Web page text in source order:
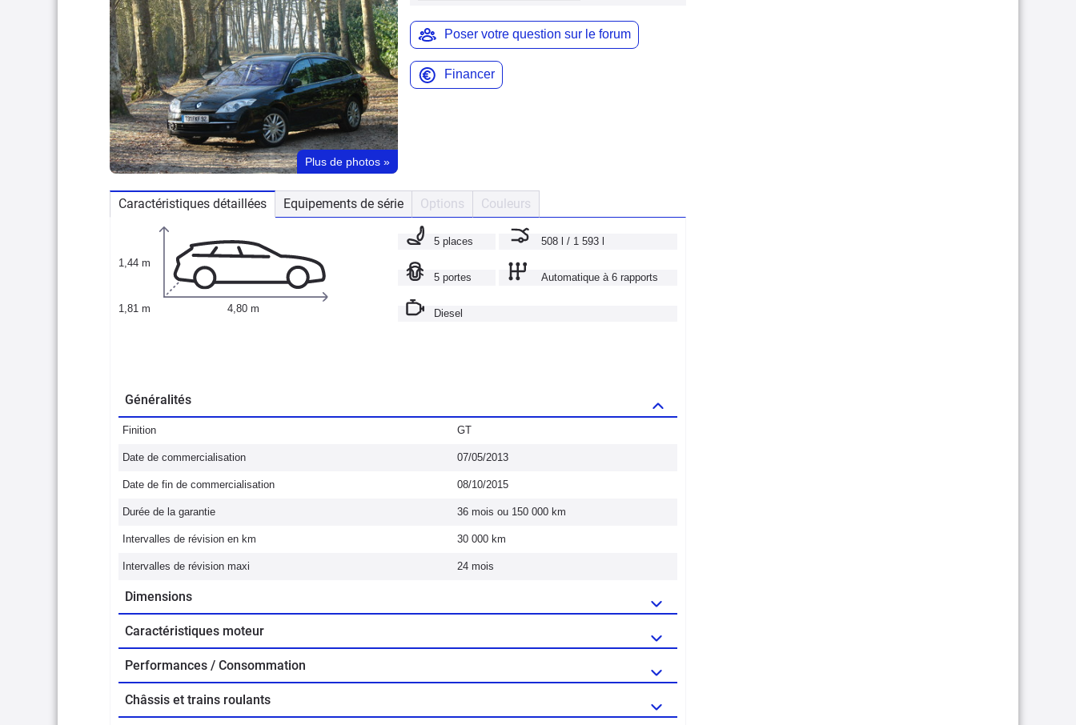
Plus de photos »
Poser votre question sur le forum
Financer
Caractéristiques détaillées Equipements de série Options Couleurs
1,44 m
1,81 m 4,80 m
5 places 508 l / 1 593 l
5 portes Automatique à 6 rapports
Diesel
Généralités
Finition GT
Date de commercialisation 07/05/2013
Date de fin de commercialisation 08/10/2015
Durée de la garantie 36 mois ou 150 000 km
Intervalles de révision en km 30 000 km
Intervalles de révision maxi 24 mois
Dimensions
Caractéristiques moteur
Performances / Consommation
Châssis et trains roulants